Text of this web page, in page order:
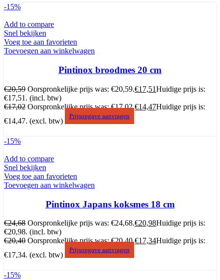
-15%
Add to compare
Snel bekijken
Voeg toe aan favorieten
Toevoegen aan winkelwagen
Pintinox broodmes 20 cm
€20,59 Oorspronkelijke prijs was: €20,59.€17,51Huidige prijs is:
€17,51. (incl. btw)
€17,02 Oorspronkelijke prijs was: €17,02.€14,47Huidige prijs is:
€14,47. (excl. btw)
Prijsopgave aanvragen
-15%
Add to compare
Snel bekijken
Voeg toe aan favorieten
Toevoegen aan winkelwagen
Pintinox Japans koksmes 18 cm
€24,68 Oorspronkelijke prijs was: €24,68.€20,98Huidige prijs is:
€20,98. (incl. btw)
€20,40 Oorspronkelijke prijs was: €20,40.€17,34Huidige prijs is:
€17,34. (excl. btw)
Prijsopgave aanvragen
-15%